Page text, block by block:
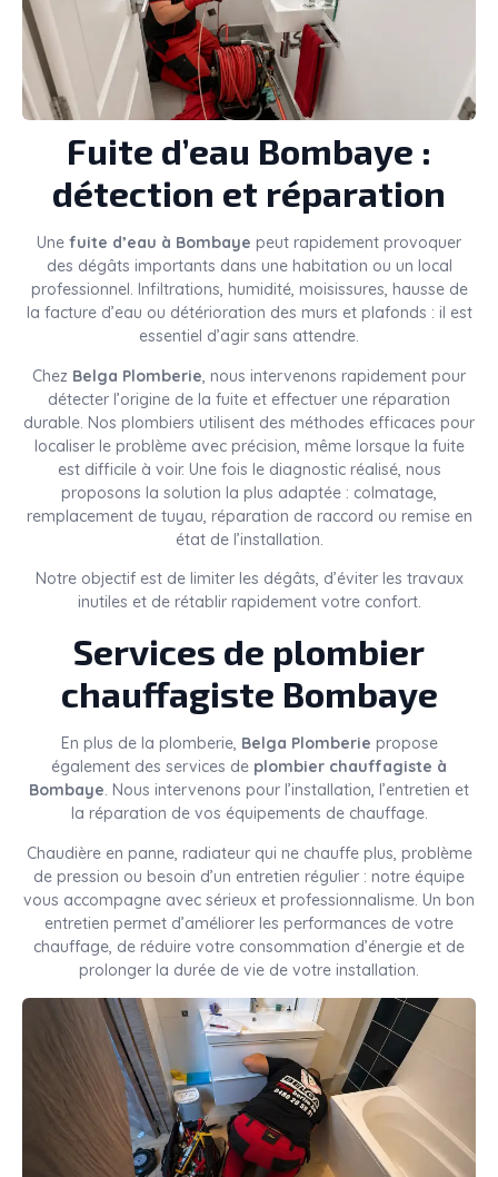
Fuite d’eau Bombaye :
détection et réparation
Une fuite d’eau à Bombaye peut rapidement provoquer
des dégâts importants dans une habitation ou un local
professionnel. Infiltrations, humidité, moisissures, hausse de
la facture d’eau ou détérioration des murs et plafonds : il est
essentiel d’agir sans attendre.
Chez Belga Plomberie, nous intervenons rapidement pour
détecter l’origine de la fuite et effectuer une réparation
durable. Nos plombiers utilisent des méthodes efficaces pour
localiser le problème avec précision, même lorsque la fuite
est difficile à voir. Une fois le diagnostic réalisé, nous
proposons la solution la plus adaptée : colmatage,
remplacement de tuyau, réparation de raccord ou remise en
état de l’installation.
Notre objectif est de limiter les dégâts, d’éviter les travaux
inutiles et de rétablir rapidement votre confort.
Services de plombier
chauffagiste Bombaye
En plus de la plomberie, Belga Plomberie propose
également des services de plombier chauffagiste à
Bombaye. Nous intervenons pour l’installation, l’entretien et
la réparation de vos équipements de chauffage.
Chaudière en panne, radiateur qui ne chauffe plus, problème
de pression ou besoin d’un entretien régulier : notre équipe
vous accompagne avec sérieux et professionnalisme. Un bon
entretien permet d’améliorer les performances de votre
chauffage, de réduire votre consommation d’énergie et de
prolonger la durée de vie de votre installation.